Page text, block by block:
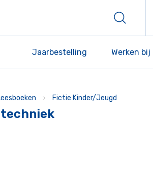
Jaarbestelling Werken bij
Fictie Kinder/Jeugd
techniek